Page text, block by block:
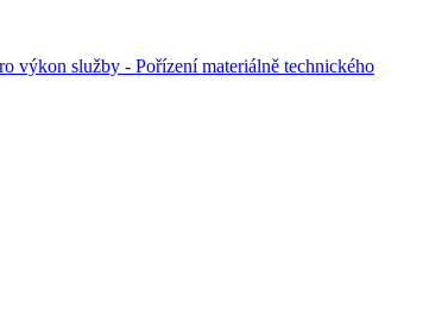
výkon služby - Pořízení materiálně technického